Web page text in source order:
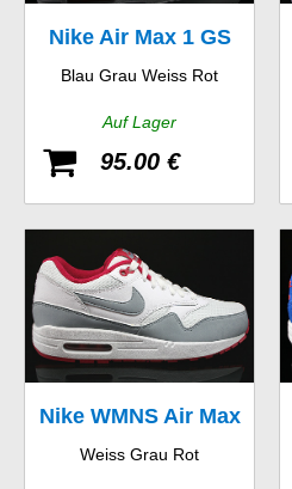
Nike Air Max 1 GS
Blau Grau Weiss Rot
Auf Lager
95.00 €
Nike WMNS Air Max
1 Essential
Weiss Grau Rot